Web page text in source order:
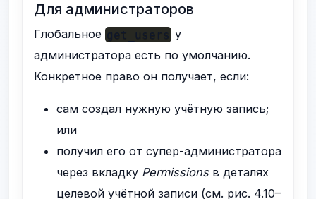
Для администраторов
Глобальноеget_usersу
администратора есть по умолчанию.
Конкретное право он получает, если:
сам создал нужную учётную запись;
или
получил его от супер-администратора
через вкладку Permissionsв деталях
целевой учётной записи (см. рис. 4.10–